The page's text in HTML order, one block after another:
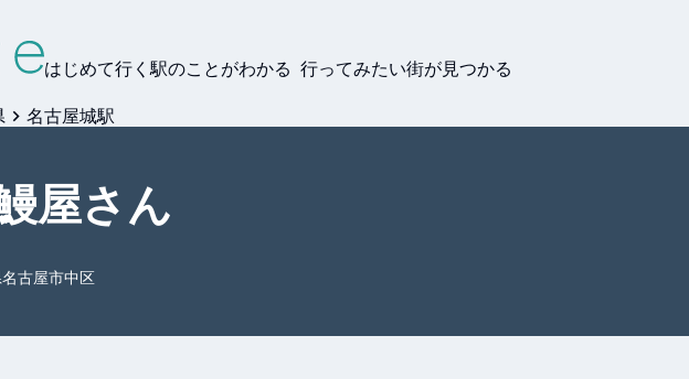
はじめて行く駅のことがわかる 行ってみたい街が見つかる
名古屋城駅
屋さん
古屋市中区